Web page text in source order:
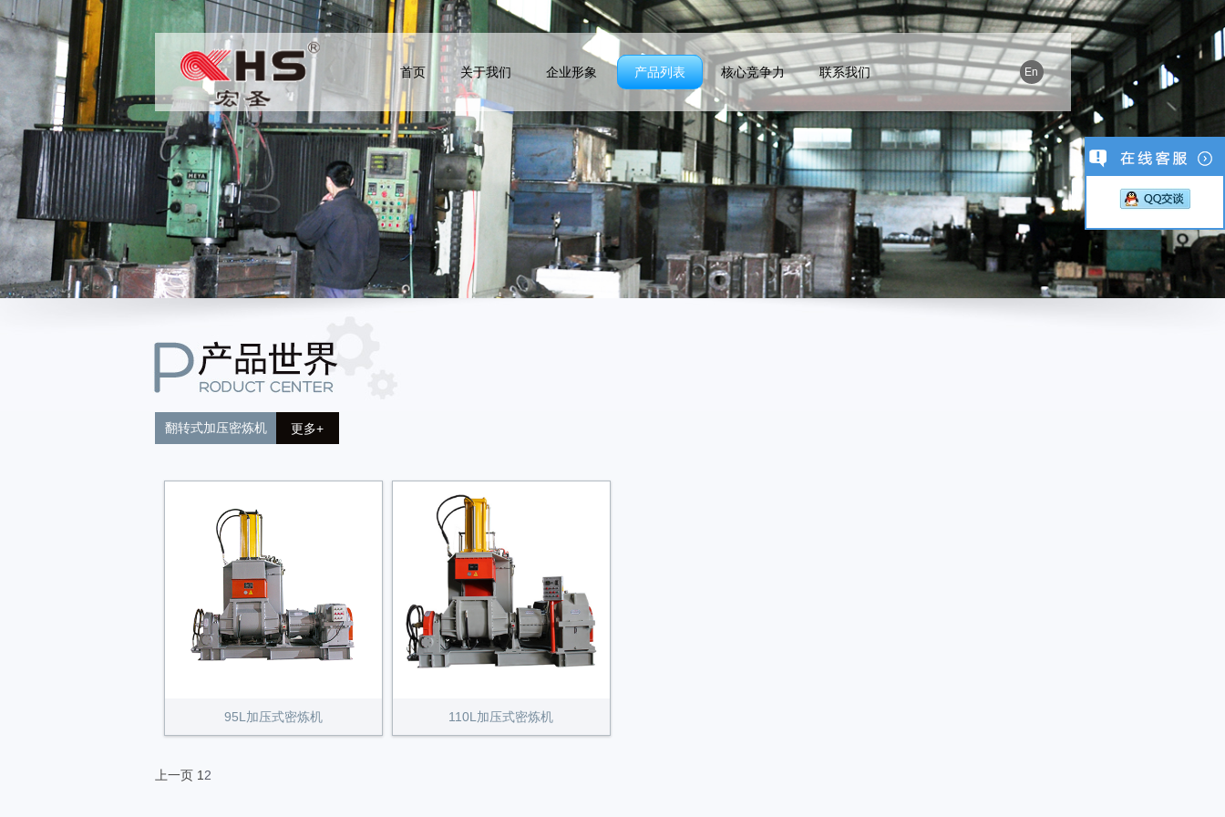
首页 关于我们 企业形象 产品列表 核心竞争力 联系我们 En
翻转式加压密炼机 更多+
95L加压式密炼机 110L加压式密炼机
上一页 1 2